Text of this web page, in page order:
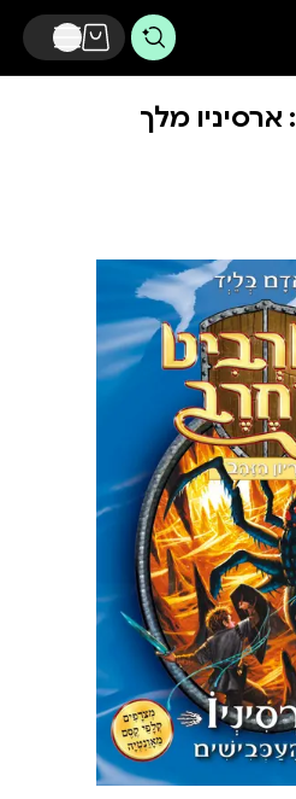
השרביט והחרב 11: ארסיניו מלך